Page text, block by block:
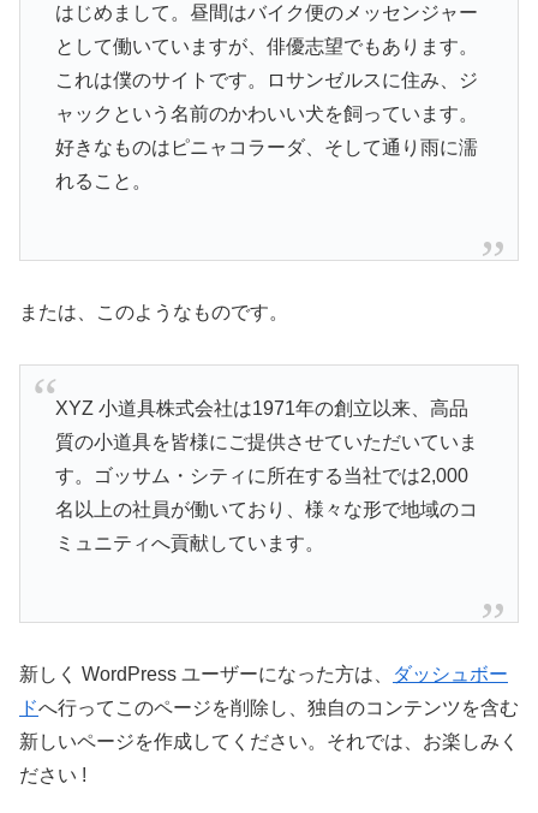
はじめまして。昼間はバイク便のメッセンジャー
として働いていますが、俳優志望でもあります。
これは僕のサイトです。ロサンゼルスに住み、ジ
ャックという名前のかわいい犬を飼っています。
好きなものはピニャコラーダ、そして通り雨に濡
れること。
または、このようなものです。
XYZ 小道具株式会社は1971年の創立以来、高品
質の小道具を皆様にご提供させていただいていま
す。ゴッサム・シティに所在する当社では2,000
名以上の社員が働いており、様々な形で地域のコ
ミュニティへ貢献しています。
新しく WordPress ユーザーになった方は、
ダッシュボー
ドへ行ってこのページを削除し、独自のコンテンツを含む
新しいページを作成してください。それでは、お楽しみく
ださい !